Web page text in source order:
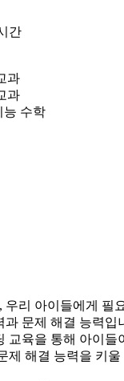
간
과
과
능 수학
우리 아이들에게 필
과 문제 해결 능력입
교육을 통해 아이들
제 해결 능력을 키